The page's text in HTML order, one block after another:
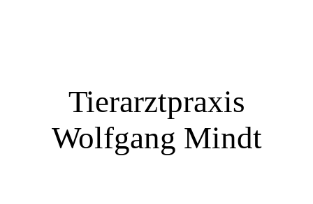
Tierarztpraxis
Wolfgang Mindt